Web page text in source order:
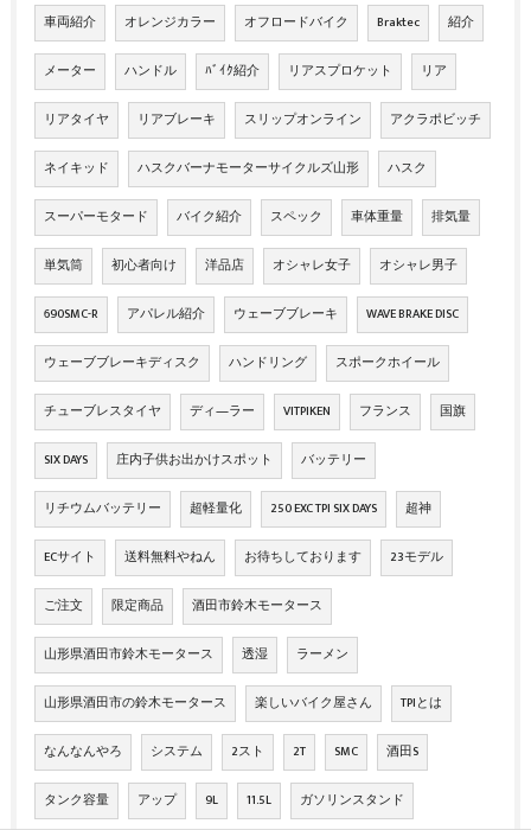
車両紹介 オレンジカラー オフロードバイク Braktec 紹介
メーター ハンドル ﾊﾞｲｸ紹介 リアスプロケット リア
リアタイヤ リアブレーキ スリップオンライン アクラポビッチ
ネイキッド ハスクバーナモーターサイクルズ山形 ハスク
スーパーモタード バイク紹介 スペック 車体重量 排気量
単気筒 初心者向け 洋品店 オシャレ女子 オシャレ男子
690SMC-R アパレル紹介 ウェーブブレーキ WAVE BRAKE DISC
ウェーブブレーキディスク ハンドリング スポークホイール
チューブレスタイヤ ディ―ラー VITPIKEN フランス 国旗
SIX DAYS 庄内子供お出かけスポット バッテリー
リチウムバッテリー 超軽量化 250 EXC TPI SIX DAYS 超神
ECサイト 送料無料やねん お待ちしております 23モデル
ご注文 限定商品 酒田市鈴木モータース
山形県酒田市鈴木モータース 透湿 ラーメン
山形県酒田市の鈴木モータース 楽しいバイク屋さん TPIとは
なんなんやろ システム 2スト 2T SMC 酒田S
タンク容量 アップ 9L 11.5L ガソリンスタンド